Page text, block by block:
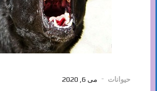
حیوانات می 6, 2020